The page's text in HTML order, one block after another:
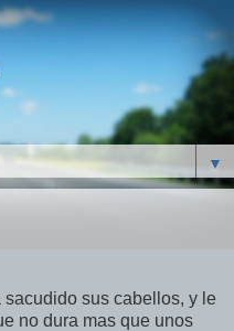
▼
sacudido sus cabellos, y le
no dura mas que unos